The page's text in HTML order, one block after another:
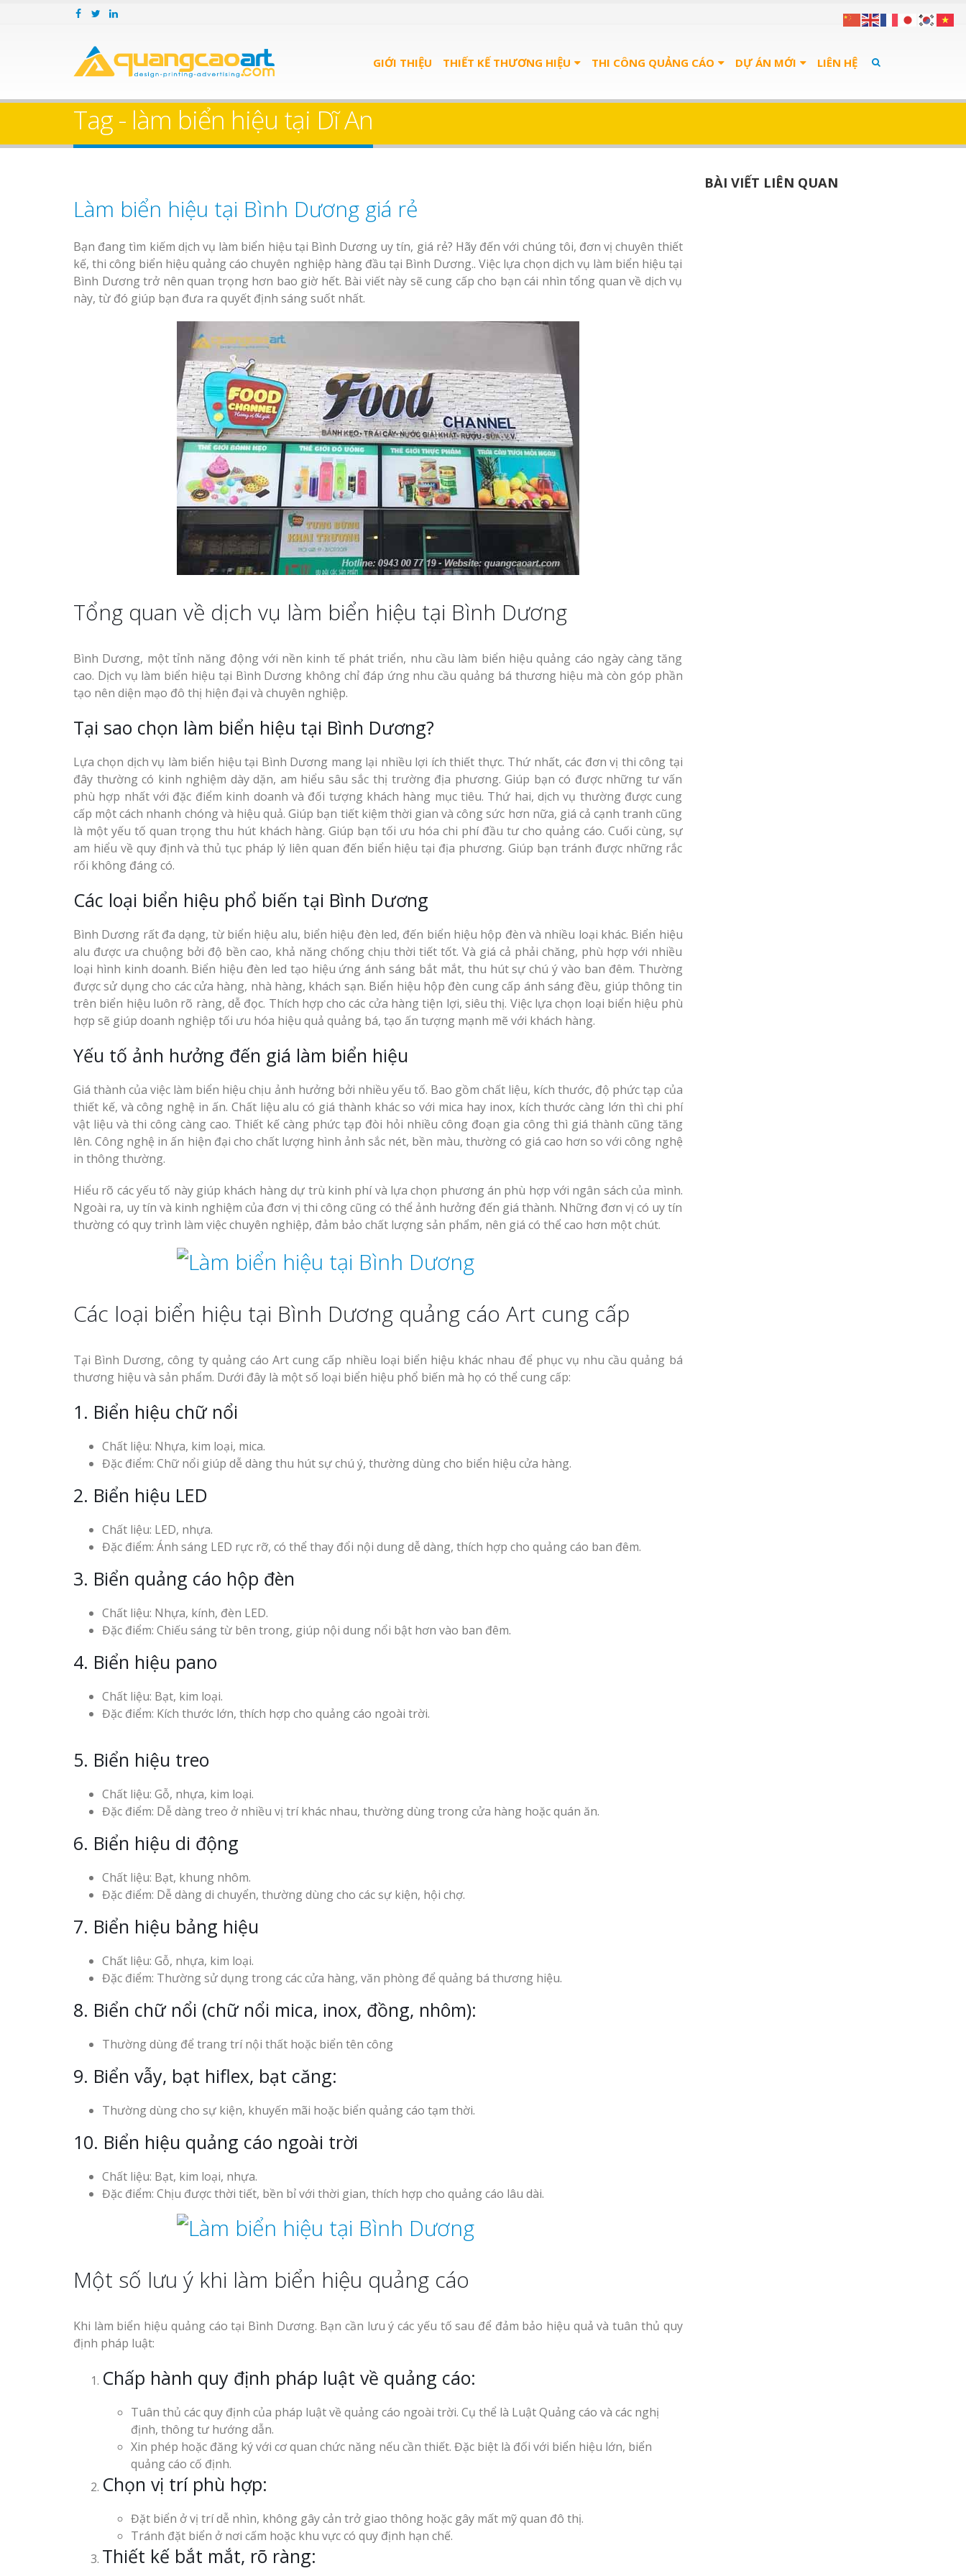
GIỚI THIỆU THIẾT KẾ THƯƠNG HIỆU THI CÔNG QUẢNG CÁO DỰ ÁN MỚI LIÊN HỆ
Tag - làm biển hiệu tại Dĩ An
Làm biển hiệu tại Bình Dương giá rẻ
Bạn đang tìm kiếm dịch vụ làm biển hiệu tại Bình Dương uy tín, giá rẻ? Hãy đến với chúng tôi, đơn vị chuyên thiết
kế, thi công biển hiệu quảng cáo chuyên nghiệp hàng đầu tại Bình Dương.. Việc lựa chọn dịch vụ làm biển hiệu tại
Bình Dương trở nên quan trọng hơn bao giờ hết. Bài viết này sẽ cung cấp cho bạn cái nhìn tổng quan về dịch vụ
này, từ đó giúp bạn đưa ra quyết định sáng suốt nhất.
Tổng quan về dịch vụ làm biển hiệu tại Bình Dương
Bình Dương, một tỉnh năng động với nền kinh tế phát triển, nhu cầu làm biển hiệu quảng cáo ngày càng tăng
cao. Dịch vụ làm biển hiệu tại Bình Dương không chỉ đáp ứng nhu cầu quảng bá thương hiệu mà còn góp phần
tạo nên diện mạo đô thị hiện đại và chuyên nghiệp.
Tại sao chọn làm biển hiệu tại Bình Dương?
Lựa chọn dịch vụ làm biển hiệu tại Bình Dương mang lại nhiều lợi ích thiết thực. Thứ nhất, các đơn vị thi công tại
đây thường có kinh nghiệm dày dặn, am hiểu sâu sắc thị trường địa phương. Giúp bạn có được những tư vấn
phù hợp nhất với đặc điểm kinh doanh và đối tượng khách hàng mục tiêu. Thứ hai, dịch vụ thường được cung
cấp một cách nhanh chóng và hiệu quả. Giúp bạn tiết kiệm thời gian và công sức hơn nữa, giá cả cạnh tranh cũng
là một yếu tố quan trọng thu hút khách hàng. Giúp bạn tối ưu hóa chi phí đầu tư cho quảng cáo. Cuối cùng, sự
am hiểu về quy định và thủ tục pháp lý liên quan đến biển hiệu tại địa phương. Giúp bạn tránh được những rắc
rối không đáng có.
Các loại biển hiệu phổ biến tại Bình Dương
Bình Dương rất đa dạng, từ biển hiệu alu, biển hiệu đèn led, đến biển hiệu hộp đèn và nhiều loại khác. Biển hiệu
alu được ưa chuộng bởi độ bền cao, khả năng chống chịu thời tiết tốt. Và giá cả phải chăng, phù hợp với nhiều
loại hình kinh doanh. Biển hiệu đèn led tạo hiệu ứng ánh sáng bắt mắt, thu hút sự chú ý vào ban đêm. Thường
được sử dụng cho các cửa hàng, nhà hàng, khách sạn. Biển hiệu hộp đèn cung cấp ánh sáng đều, giúp thông tin
trên biển hiệu luôn rõ ràng, dễ đọc. Thích hợp cho các cửa hàng tiện lợi, siêu thị. Việc lựa chọn loại biển hiệu phù
hợp sẽ giúp doanh nghiệp tối ưu hóa hiệu quả quảng bá, tạo ấn tượng mạnh mẽ với khách hàng.
Yếu tố ảnh hưởng đến giá làm biển hiệu
Giá thành của việc làm biển hiệu chịu ảnh hưởng bởi nhiều yếu tố. Bao gồm chất liệu, kích thước, độ phức tạp của
thiết kế, và công nghệ in ấn. Chất liệu alu có giá thành khác so với mica hay inox, kích thước càng lớn thì chi phí
vật liệu và thi công càng cao. Thiết kế càng phức tạp đòi hỏi nhiều công đoạn gia công thì giá thành cũng tăng
lên. Công nghệ in ấn hiện đại cho chất lượng hình ảnh sắc nét, bền màu, thường có giá cao hơn so với công nghệ
in thông thường.
Hiểu rõ các yếu tố này giúp khách hàng dự trù kinh phí và lựa chọn phương án phù hợp với ngân sách của mình.
Ngoài ra, uy tín và kinh nghiệm của đơn vị thi công cũng có thể ảnh hưởng đến giá thành. Những đơn vị có uy tín
thường có quy trình làm việc chuyên nghiệp, đảm bảo chất lượng sản phẩm, nên giá có thể cao hơn một chút.
Các loại biển hiệu tại Bình Dương quảng cáo Art cung cấp
Tại Bình Dương, công ty quảng cáo Art cung cấp nhiều loại biển hiệu khác nhau để phục vụ nhu cầu quảng bá
thương hiệu và sản phẩm. Dưới đây là một số loại biển hiệu phổ biến mà họ có thể cung cấp:
1. Biển hiệu chữ nổi
Chất liệu: Nhựa, kim loại, mica.
Đặc điểm: Chữ nổi giúp dễ dàng thu hút sự chú ý, thường dùng cho biển hiệu cửa hàng.
2. Biển hiệu LED
Chất liệu: LED, nhựa.
Đặc điểm: Ánh sáng LED rực rỡ, có thể thay đổi nội dung dễ dàng, thích hợp cho quảng cáo ban đêm.
3. Biển quảng cáo hộp đèn
Chất liệu: Nhựa, kính, đèn LED.
Đặc điểm: Chiếu sáng từ bên trong, giúp nội dung nổi bật hơn vào ban đêm.
4. Biển hiệu pano
Chất liệu: Bạt, kim loại.
Đặc điểm: Kích thước lớn, thích hợp cho quảng cáo ngoài trời.
5. Biển hiệu treo
Chất liệu: Gỗ, nhựa, kim loại.
Đặc điểm: Dễ dàng treo ở nhiều vị trí khác nhau, thường dùng trong cửa hàng hoặc quán ăn.
6. Biển hiệu di động
Chất liệu: Bạt, khung nhôm.
Đặc điểm: Dễ dàng di chuyển, thường dùng cho các sự kiện, hội chợ.
7. Biển hiệu bảng hiệu
Chất liệu: Gỗ, nhựa, kim loại.
Đặc điểm: Thường sử dụng trong các cửa hàng, văn phòng để quảng bá thương hiệu.
8. Biển chữ nổi (chữ nổi mica, inox, đồng, nhôm):
Thường dùng để trang trí nội thất hoặc biển tên công
9. Biển vẫy, bạt hiflex, bạt căng:
Thường dùng cho sự kiện, khuyến mãi hoặc biển quảng cáo tạm thời.
10. Biển hiệu quảng cáo ngoài trời
Chất liệu: Bạt, kim loại, nhựa.
Đặc điểm: Chịu được thời tiết, bền bỉ với thời gian, thích hợp cho quảng cáo lâu dài.
Một số lưu ý khi làm biển hiệu quảng cáo
Khi làm biển hiệu quảng cáo tại Bình Dương. Bạn cần lưu ý các yếu tố sau để đảm bảo hiệu quả và tuân thủ quy
định pháp luật:
Chấp hành quy định pháp luật về quảng cáo:
Tuân thủ các quy định của pháp luật về quảng cáo ngoài trời. Cụ thể là Luật Quảng cáo và các nghị
định, thông tư hướng dẫn.
Xin phép hoặc đăng ký với cơ quan chức năng nếu cần thiết. Đặc biệt là đối với biển hiệu lớn, biển
quảng cáo cố định.
Chọn vị trí phù hợp:
Đặt biển ở vị trí dễ nhìn, không gây cản trở giao thông hoặc gây mất mỹ quan đô thị.
Tránh đặt biển ở nơi cấm hoặc khu vực có quy định hạn chế.
Thiết kế bắt mắt, rõ ràng:
BÀI VIẾT LIÊN QUAN